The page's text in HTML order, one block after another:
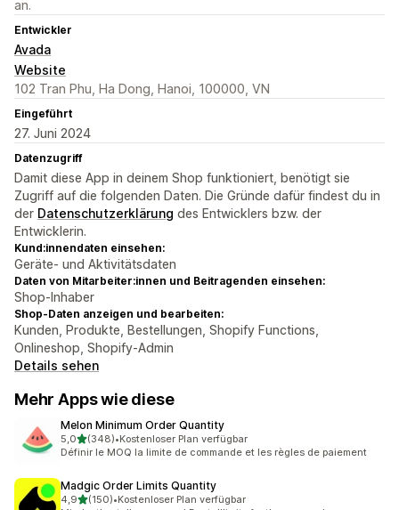
an.
Entwickler
Avada
Website
102 Tran Phu, Ha Dong, Hanoi, 100000, VN
Eingeführt
27. Juni 2024
Datenzugriff
Damit diese App in deinem Shop funktioniert, benötigt sie
Zugriff auf die folgenden Daten. Die Gründe dafür findest du in
der Datenschutzerklärung des Entwicklers bzw. der
Entwicklerin.
Kund:innendaten einsehen:
Geräte- und Aktivitätsdaten
Daten von Mitarbeiter:innen und Beitragenden einsehen:
Shop-Inhaber
Shop-Daten anzeigen und bearbeiten:
Kunden, Produkte, Bestellungen, Shopify Functions,
Onlineshop, Shopify-Admin
Details sehen
Mehr Apps wie diese
Melon Minimum Order Quantity
5,0von 5 Sternen
(348)
348 Rezensionen insgesamt
•Kostenloser Plan verfügbar
Définir le MOQ la limite de commande et les règles de paiement
Madgic Order Limits Quantity
4,9von 5 Sternen
(150)
150 Rezensionen insgesamt
•Kostenloser Plan verfügbar